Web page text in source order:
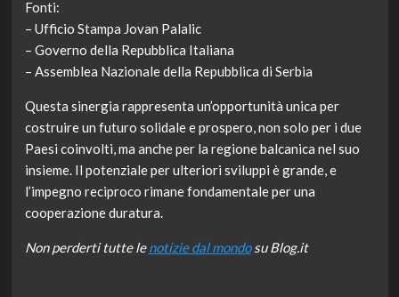
Fonti:
– Ufficio Stampa Jovan Palalic
– Governo della Repubblica Italiana
– Assemblea Nazionale della Repubblica di Serbia
Questa sinergia rappresenta un’opportunità unica per
costruire un futuro solidale e prospero, non solo per i due
Paesi coinvolti, ma anche per la regione balcanica nel suo
insieme. Il potenziale per ulteriori sviluppi è grande, e
l’impegno reciproco rimane fondamentale per una
cooperazione duratura.
Non perderti tutte lenotizie dal mondosu Blog.it